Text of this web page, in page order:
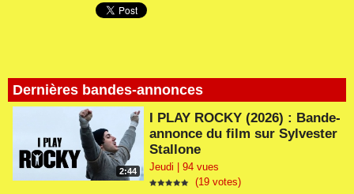
Dernières bandes-annonces
2:44
I PLAY ROCKY (2026) : Bande-
annonce du film sur Sylvester
Stallone
Jeudi | 94 vues
(19 votes)